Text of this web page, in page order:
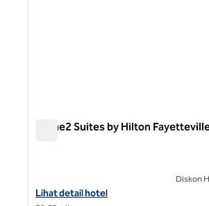
Home2 Suites by Hilton
Lihat detail hotel untuk Home2 Suites
Lihat detail hotel
Diskon